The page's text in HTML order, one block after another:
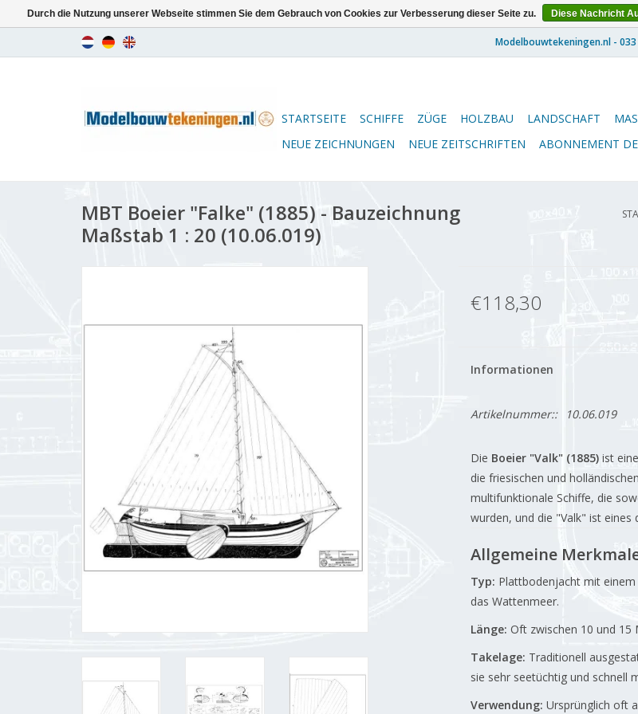
STARTSEITE SCHIFFE ZÜGE HOLZBAU LANDSCHAFT
NEUE ZEICHNUNGEN
NEUE ZEITSCHRIFTEN ABONNEMENT
MBT Boeier "Falke" (1885) - Bauzeichnung
Maßstab 1 : 20 (10.06.019)
€118,30
Informationen
Artikelnummer:: 10.06.019
Die Boeier "Valk" (1885)ist
die friesischen und
multifunktionale Schiffe, die
wurden, und die "Valk" ist eines
Allgemeine
Typ: Plattbodenjacht mit einem
das Wattenmeer.
Länge: Oft zwischen 10 und 15
Takelage: Traditionell
sie sehr seetüchtig und schnell
Verwendung: Ursprünglich oft
Durch die Nutzung unserer Webseite stimmen Sie dem Gebrauch von Cookies zur Verbesserung dieser Seite zu. Diese Nachricht